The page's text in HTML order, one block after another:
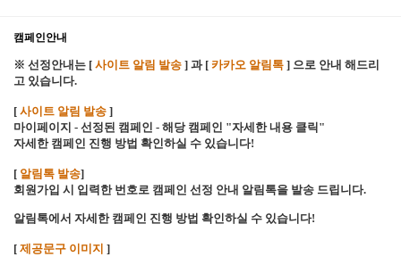
캠페인안내
※ 선정안내는 [ 사이트 알림 발송 ] 과 [ 카카오 알림톡 ] 으로 안내 해드리
고 있습니다.
[ 사이트 알림 발송 ]
마이페이지 - 선정된 캠페인 - 해당 캠페인 "자세한 내용 클릭"
자세한 캠페인 진행 방법 확인하실 수 있습니다!
[ 알림톡 발송]
회원가입 시 입력한 번호로 캠페인 선정 안내 알림톡을 발송 드립니다.
알림톡에서 자세한 캠페인 진행 방법 확인하실 수 있습니다!
[ 제공문구 이미지 ]